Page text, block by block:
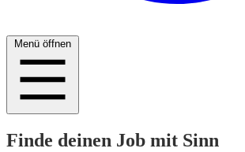
Menü öffnen
Finde deinen Job mit Sinn